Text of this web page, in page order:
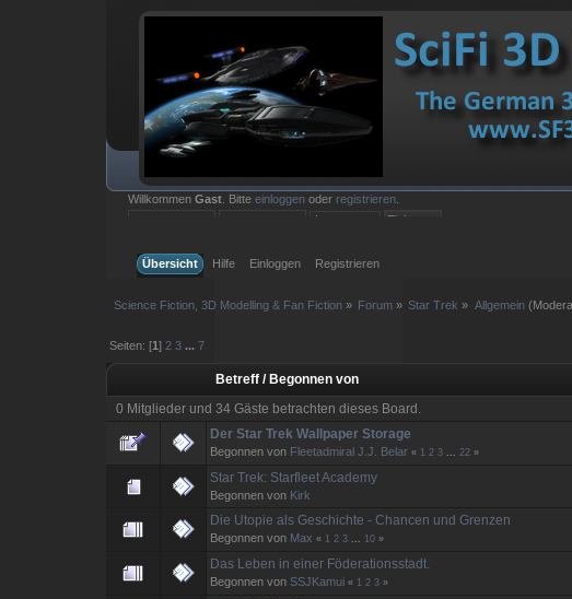
WillkommenGast . Bitteeinloggen oder registrieren
Übersicht
Hilfe Einloggen Registrieren
Science Fiction, 3D Modelling & Fan Fiction» Forum » Star Trek » Allgemein
Seiten: [1 ] 2 3 ... 7
Betreff/ Begonnen von
0 Mitglieder und 34 Gäste betrachten dieses Board.
Der Star Trek Wallpaper Storage
Begonnen von Fleetadmiral J.J. Belar « 1 2 3 ...22 »
Star Trek: Starfleet Academy
Begonnen von Kirk
Die Utopie als Geschichte - Chancen und Grenzen
Begonnen von Max « 1 2 3 ... 10 »
Das Leben in einer Föderationsstadt.
Begonnen vonSSJKamui « 1 2 3 »